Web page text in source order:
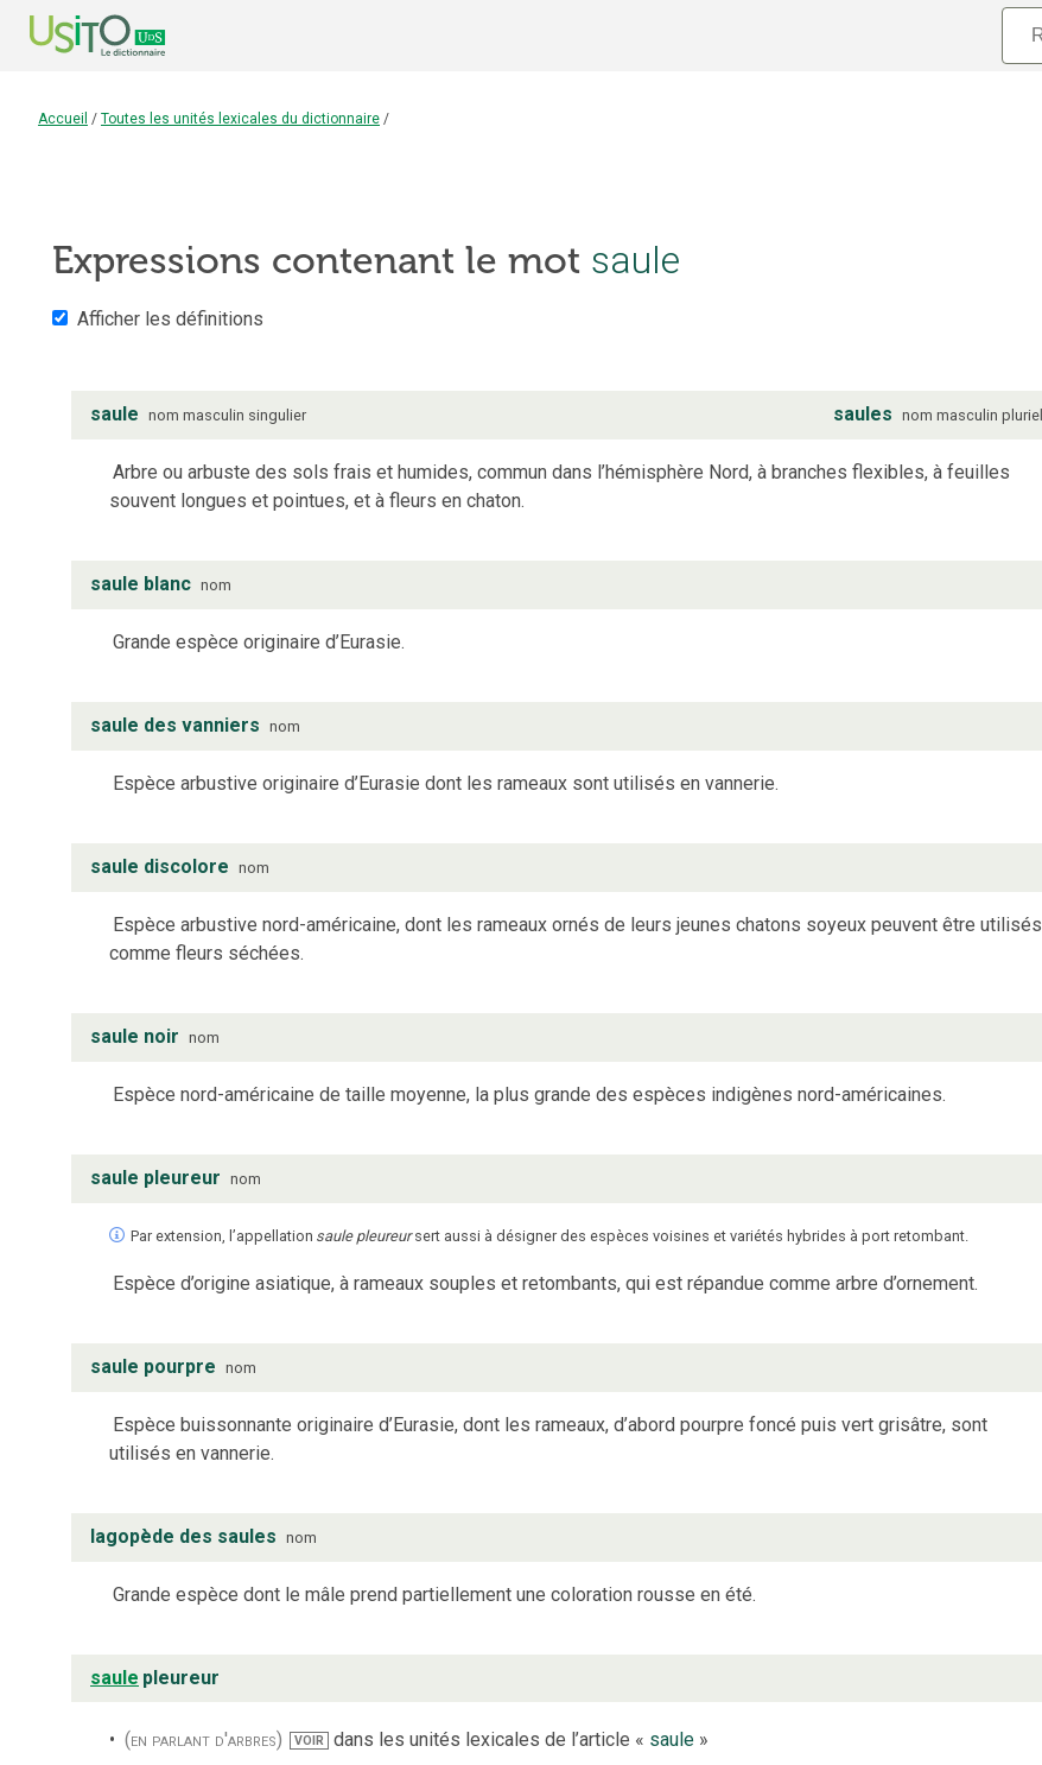
Accueil / Toutes les unités lexicales du dictionnaire /
Expressions contenant le mot saule
Afficher les définitions
saule nom masculin singulier saules nom masculin pluriel
Arbre ou arbuste des sols frais et humides, commun dans l’hémisphère Nord, à branches flexibles, à feuilles
souvent longues et pointues, et à fleurs en chaton.
saule blanc nom
Grande espèce originaire d’Eurasie.
saule des vanniers nom
Espèce arbustive originaire d’Eurasie dont les rameaux sont utilisés en vannerie.
saule discolore nom
Espèce arbustive nord-américaine, dont les rameaux ornés de leurs jeunes chatons soyeux peuvent être utilisés
comme fleurs séchées.
saule noir nom
Espèce nord-américaine de taille moyenne, la plus grande des espèces indigènes nord-américaines.
saule pleureur nom
Par extension, l’appellation saule pleureur sert aussi à désigner des espèces voisines et variétés hybrides à port retombant.
Espèce d’origine asiatique, à rameaux souples et retombants, qui est répandue comme arbre d’ornement.
saule pourpre nom
Espèce buissonnante originaire d’Eurasie, dont les rameaux, d’abord pourpre foncé puis vert grisâtre, sont
utilisés en vannerie.
lagopède des saules nom
Grande espèce dont le mâle prend partiellement une coloration rousse en été.
saule pleureur
(en parlant d'arbres) VOIR dans les unités lexicales de l’article « saule»